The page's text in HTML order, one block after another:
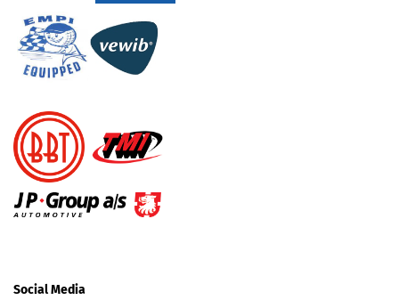
Social Media